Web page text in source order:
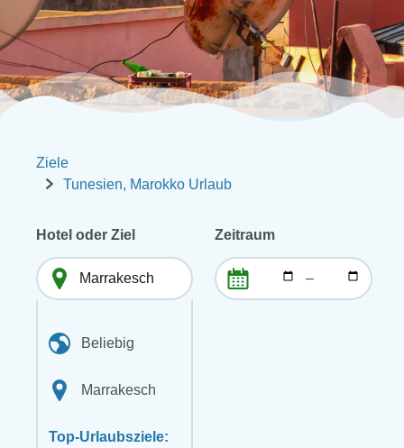
Ziele
Tunesien, Marokko Urlaub
Hotel oder Ziel
Beliebig
Marrakesch
Top-Urlaubsziele:
Zeitraum
–